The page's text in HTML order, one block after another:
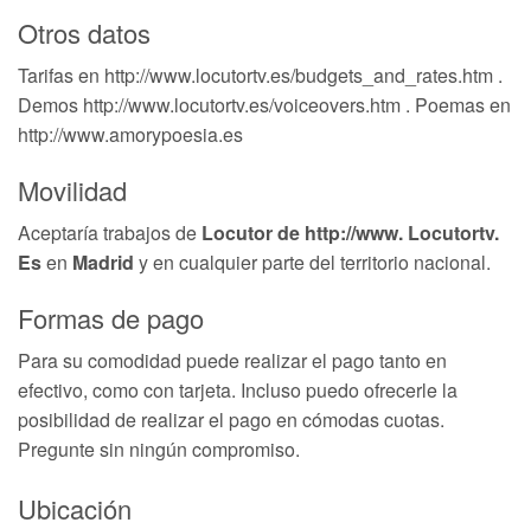
Otros datos
Tarifas en http://www.locutortv.es/budgets_and_rates.htm .
Demos http://www.locutortv.es/voiceovers.htm . Poemas en
http://www.amorypoesia.es
Movilidad
Aceptaría trabajos de Locutor de http://www. Locutortv.
Esen Madrid y en cualquier parte del territorio nacional.
Formas de pago
Para su comodidad puede realizar el pago tanto en
efectivo, como con tarjeta. Incluso puedo ofrecerle la
posibilidad de realizar el pago en cómodas cuotas.
Pregunte sin ningún compromiso.
Ubicación